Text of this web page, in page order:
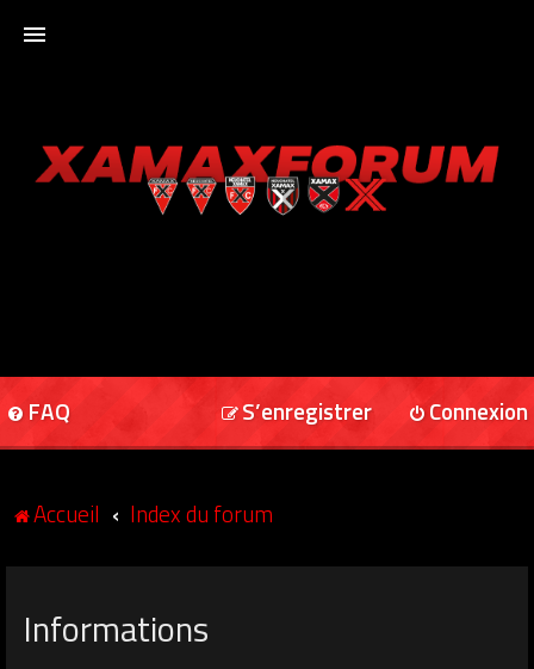
XAMAXFORUM
FAQ Connexion
S’enregistrer
Accueil Index du forum
Informations